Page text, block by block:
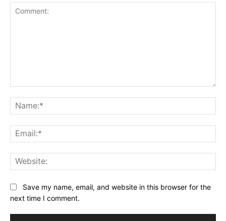
Save my name, email, and website in this browser for the
next time I comment.